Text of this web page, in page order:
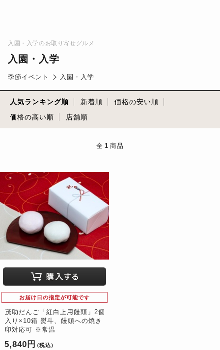
入園・入学のお取り寄せグルメ
入園・入学
季節イベント 入園・入学
人気ランキング順 新着順
価格の安い順
価格の高い順
店舗順
全 1 商品
お届け日の指定が可能です
茂助だんご「紅白上用饅頭」2個
入り×10箱 熨斗、饅頭への焼き
印対応可 ※常温
5,840円 （税込）